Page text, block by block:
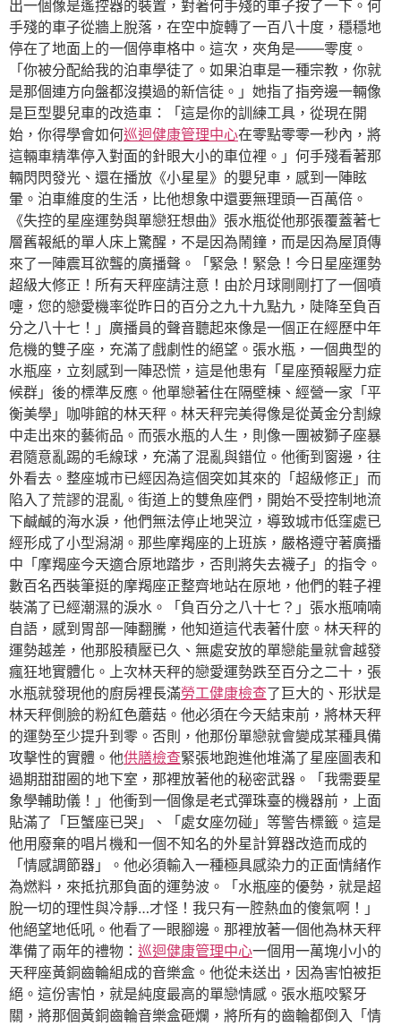
出一個像是遙控器的裝置，對著何手殘的車子按了一下。何
手殘的車子從牆上脫落，在空中旋轉了一百八十度，穩穩地
停在了地面上的一個停車格中。這次，夾角是——零度。
「你被分配給我的泊車學徒了。如果泊車是一種宗教，你就
是那個連方向盤都沒摸過的新信徒。」她指了指旁邊一輛像
是巨型嬰兒車的改造車：「這是你的訓練工具，從現在開
始，你得學會如何巡迴健康管理中心在零點零零一秒內，將
這輛車精準停入對面的針眼大小的車位裡。」何手殘看著那
輛閃閃發光、還在播放《小星星》的嬰兒車，感到一陣眩
暈。泊車維度的生活，比他想象中還要無理頭一百萬倍。
《失控的星座運勢與單戀狂想曲》張水瓶從他那張覆蓋著七
層舊報紙的單人床上驚醒，不是因為鬧鐘，而是因為屋頂傳
來了一陣震耳欲聾的廣播聲。「緊急！緊急！今日星座運勢
超級大修正！所有天秤座請注意！由於月球剛剛打了一個噴
嚏，您的戀愛機率從昨日的百分之九十九點九，陡降至負百
分之八十七！」廣播員的聲音聽起來像是一個正在經歷中年
危機的雙子座，充滿了戲劇性的絕望。張水瓶，一個典型的
水瓶座，立刻感到一陣恐慌，這是他患有「星座預報壓力症
候群」後的標準反應。他單戀著住在隔壁棟、經營一家「平
衡美學」咖啡館的林天秤。林天秤完美得像是從黃金分割線
中走出來的藝術品。而張水瓶的人生，則像一團被獅子座暴
君隨意亂踢的毛線球，充滿了混亂與錯位。他衝到窗邊，往
外看去。整座城市已經因為這個突如其來的「超級修正」而
陷入了荒謬的混亂。街道上的雙魚座們，開始不受控制地流
下鹹鹹的海水淚，他們無法停止地哭泣，導致城市低窪處已
經形成了小型潟湖。那些摩羯座的上班族，嚴格遵守著廣播
中「摩羯座今天適合原地踏步，否則將失去襪子」的指令。
數百名西裝筆挺的摩羯座正整齊地站在原地，他們的鞋子裡
裝滿了已經潮濕的淚水。「負百分之八十七？」張水瓶喃喃
自語，感到胃部一陣翻騰，他知道這代表著什麼。林天秤的
運勢越差，他那股積壓已久、無處安放的單戀能量就會越發
瘋狂地實體化。上次林天秤的戀愛運勢跌至百分之二十，張
水瓶就發現他的廚房裡長滿勞工健康檢查了巨大的、形狀是
林天秤側臉的粉紅色蘑菇。他必須在今天結束前，將林天秤
的運勢至少提升到零。否則，他那份單戀就會變成某種具備
攻擊性的實體。他供膳檢查緊張地跑進他堆滿了星座圖表和
過期甜甜圈的地下室，那裡放著他的秘密武器。「我需要星
象學輔助儀！」他衝到一個像是老式彈珠臺的機器前，上面
貼滿了「巨蟹座已哭」、「處女座勿碰」等警告標籤。這是
他用廢棄的唱片機和一個不知名的外星計算器改造而成的
「情感調節器」。他必須輸入一種極具感染力的正面情緒作
為燃料，來抵抗那負面的運勢波。「水瓶座的優勢，就是超
脫一切的理性與冷靜…才怪！我只有一腔熱血的傻氣啊！」
他絕望地低吼。他看了一眼腳邊。那裡放著一個他為林天秤
準備了兩年的禮物： 巡迴健康管理中心一個用一萬塊小小的
天秤座黃銅齒輪組成的音樂盒。他從未送出，因為害怕被拒
絕。這份害怕，就是純度最高的單戀情感。張水瓶咬緊牙
關，將那個黃銅齒輪音樂盒砸爛，將所有的齒輪都倒入「情